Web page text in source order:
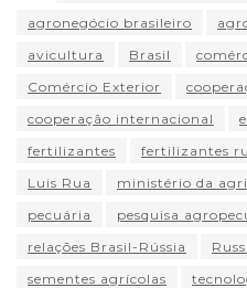
agronegócio brasileiro
avicultura
Brasil
Comércio Exterior
cooperação internacional
fertilizantes
fertilizantes
Luis Rua
ministério da
pecuária
pesquisa
relações Brasil-Rússia
sementes agrícolas